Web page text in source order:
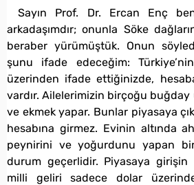
Sayın Prof. Dr. Ercan Enç
arkadaşımdır; onunla Söke
beraber yürümüştük. Onun
şunu ifade edeceğim:
üzerinden ifade ettiğinizde,
vardır. Ailelerimizin birçoğu buğday
ve ekmek yapar. Bunlar piyasaya
hesabına girmez. Evinin altında
peynirini ve yoğurdunu yapan
durum geçerlidir. Piyasaya
milli geliri sadece dolar